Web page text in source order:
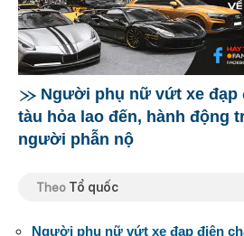
Người phụ nữ vứt xe đạp
tàu hỏa lao đến, hành động
người phẫn nộ
Theo Tổ quốc
Người phụ nữ vứt xe đạp điện